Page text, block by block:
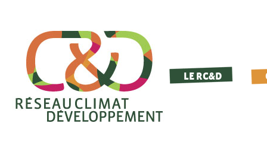
LE RC&D